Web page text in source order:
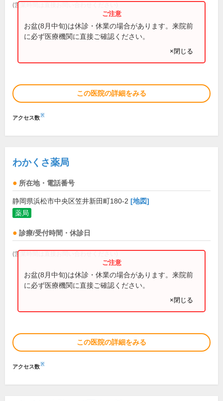
(営業時間は直接お問い合わせください)
お盆(8月中旬)は休診・休業の場合があります。来院前
に必ず医療機関に直接ご確認ください。
×閉じる
この医院の詳細をみる
アクセス数※
わかくさ薬局
所在地・電話番号
静岡県浜松市中央区笠井新田町180-2 [地図]
薬局
診療/受付時間・休診日
(営業時間は直接お問い合わせください)
お盆(8月中旬)は休診・休業の場合があります。来院前
に必ず医療機関に直接ご確認ください。
×閉じる
この医院の詳細をみる
アクセス数※